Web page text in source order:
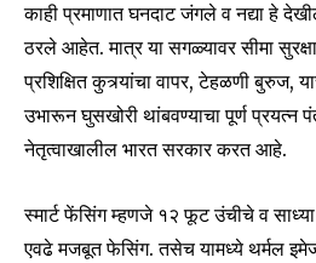
काही प्रमाणात घनदाट जंगले व नद्या हे
ठरले आहेत. मात्र या सगळ्यावर सीमा
प्रशिक्षित कुत्र्यांचा वापर, टेहळणी बुरुज,
उभारून घुसखोरी थांबवण्याचा पूर्ण प्रयत्न
नेतृत्वाखालील भारत सरकार करत आहे.
स्मार्ट फेंसिंग म्हणजे १२ फूट उंचीचे व
एवढे मजबूत फेसिंग. तसेच यामध्ये थर्मल